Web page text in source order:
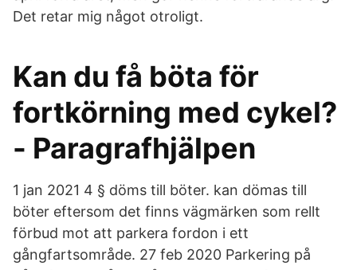
Det retar mig något otroligt.
Kan du få böta för
fortkörning med cykel?
- Paragrafhjälpen
1 jan 2021 4 § döms till böter. kan dömas till
böter eftersom det finns vägmärken som rellt
förbud mot att parkera fordon i ett
gångfartsområde. 27 feb 2020 Parkering på